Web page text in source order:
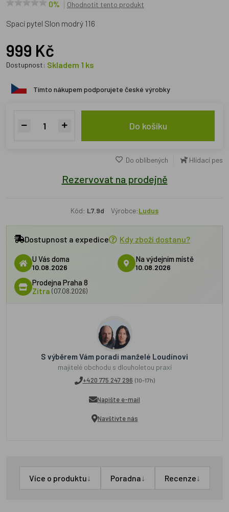
0% Ohodnotit tento produkt
Spací pytel Slon modrý 116
999 Kč
Dostupnost: Skladem 1 ks
Tímto nákupem podporujete české výrobky
Do košíku
Do oblíbených Hlídací pes
Rezervovat na prodejně
Kód: L7.9d Výrobce:Ludus
Dostupnost a expedice Kdy zboží dostanu?
U Vás doma
10.08.2026
Na výdejním místě
10.08.2026
Prodejna Praha 8
Zítra (07.08.2026)
S výběrem Vám poradí manželé Loudínovi
majitelé obchodu s dlouholetou praxí
+420 775 247 296 (10-17h)
Napište e-mail
Navštivte nás
Více o produktu↓ Poradna↓ Recenze↓